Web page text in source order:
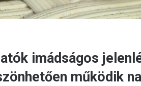
imádságos
működik